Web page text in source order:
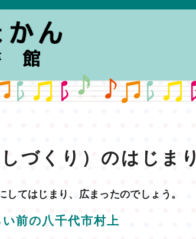
づくり）のはじまり
てはじまり、広まったのでしょう。
前の八千代市村上